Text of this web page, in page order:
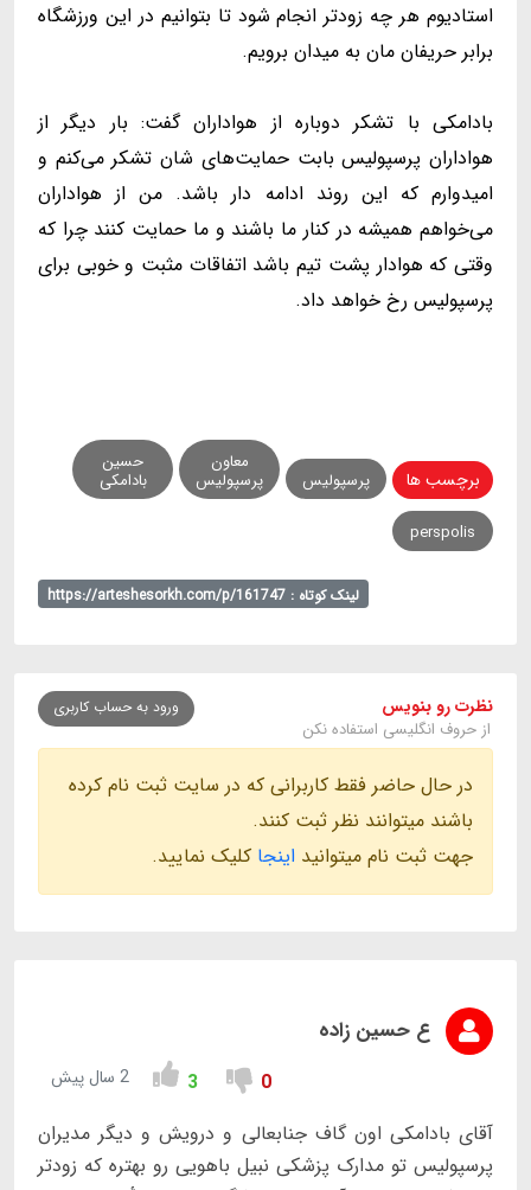
استادیوم هر چه زودتر انجام شود تا بتوانیم در این ورزشگاه
برابر حریفان مان به میدان برویم.
بادامکی با تشکر دوباره از هواداران گفت: بار دیگر از
هواداران پرسپولیس بابت حمایت‌های شان تشکر می‌کنم و
امیدوارم که این روند ادامه دار باشد. من از هواداران
می‌خواهم همیشه در کنار ما باشند و ما حمایت کنند چرا که
وقتی که هوادار پشت تیم باشد اتفاقات مثبت و خوبی برای
پرسپولیس رخ خواهد داد.
برچسب ها پرسپولیس
معاون
پرسپولیس
حسین
بادامکی
perspolis
لینک کوتاه : https://arteshesorkh.com/p/161747
نظرت رو بنویس
از حروف انگلیسی استفاده نکن
ورود به حساب کاربری
در حال حاضر فقط کاربرانی که در سایت ثبت نام کرده
باشند میتوانند نظر ثبت کنند.
جهت ثبت نام میتوانید اینجا کلیک نمایید.
ع حسین زاده
0
3 2 سال پیش
آقای بادامکی اون گاف جنابعالی و درویش و ديگر مدیران
پرسپولیس تو مدارک پزشکی نبیل باهویی رو بهتره که زودتر